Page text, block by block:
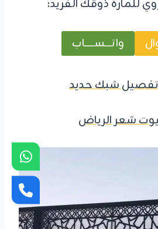
للمارة ذوقك الفريد:
واتــــســـــاب
تفصيل شبك حديد
شعر الرياض